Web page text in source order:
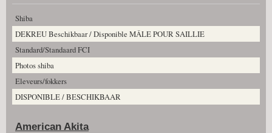
Shiba
DEKREU Beschikbaar / Disponible MÂLE POUR SAILLIE
Standard/Standaard FCI
Photos shiba
Eleveurs/fokkers
DISPONIBLE / BESCHIKBAAR
American Akita